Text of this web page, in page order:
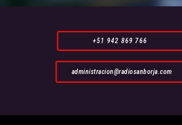
+51 942 869 766
administracion@radiosanborja.com